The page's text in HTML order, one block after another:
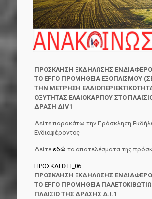
ΠΡΟΣΚΛΗΣΗ ΕΚΔΗΛΩΣΗΣ
ΤΟ ΕΡΓΟ ΠΡΟΜΗΘΕΙΑ ΕΞΟΠΛΙΣΜΟΥ
ΤΗΝ ΜΕΤΡΗΣΗ
ΟΞΥΤΗΤΑΣ ΕΛΑΙΟΚΑΡΠΟΥ ΣΤΟ
ΔΡΑΣΗ ΔΙV1
Δείτε παρακάτω την Πρόσκληση
Ενδιαφέροντος
Δείτε εδώ τα αποτελέσματα της
ΠΡΟΣΚΛΗΣΗ_06
ΠΡΟΣΚΛΗΣΗ ΕΚΔΗΛΩΣΗΣ
ΤΟ ΕΡΓΟ ΠΡΟΜΗΘΕΙΑ
ΠΛΑΙΣΙΟ ΤΗΣ ΔΡΑΣΗΣ Δ.Ι.1